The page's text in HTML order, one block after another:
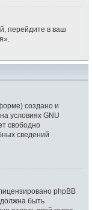
перейдите в ваш
создано и
условиях GNU
свободно
сведений
phpBB
должна быть